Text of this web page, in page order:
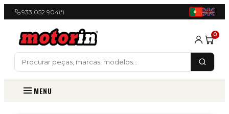
933 052 904(*)
0
MENU